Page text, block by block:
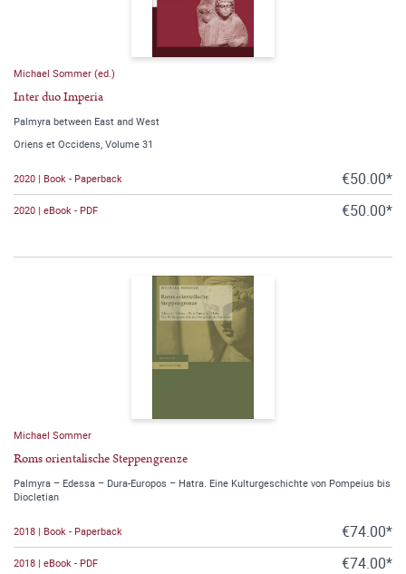
Michael Sommer (ed.)
Inter duo Imperia
Palmyra between East and West
Oriens et Occidens, Volume 31
2020 | Book - Paperback €50.00*
2020 | eBook - PDF €50.00*
Michael Sommer
Roms orientalische Steppengrenze
Palmyra – Edessa – Dura-Europos – Hatra. Eine Kulturgeschichte von Pompeius bis
Diocletian
2018 | Book - Paperback €74.00*
2018 | eBook - PDF €74.00*